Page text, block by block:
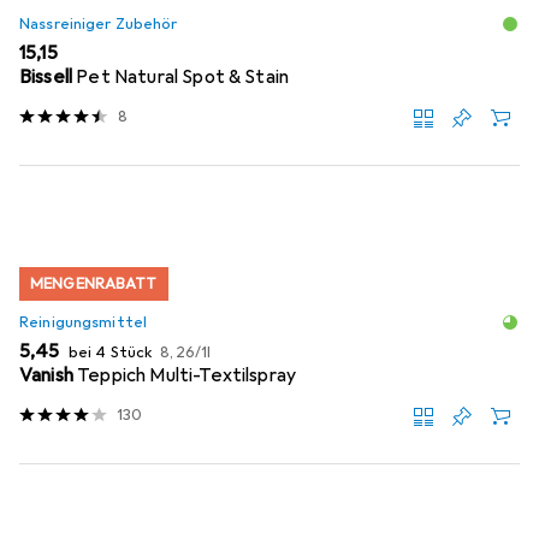
Nassreiniger Zubehör
EUR
15,15
Bissell Pet Natural Spot & Stain
8
MENGENRABATT
Reinigungsmittel
EUR
5,45 bei 4 Stück EUR
8,26/1l
Vanish Teppich Multi-Textilspray
130